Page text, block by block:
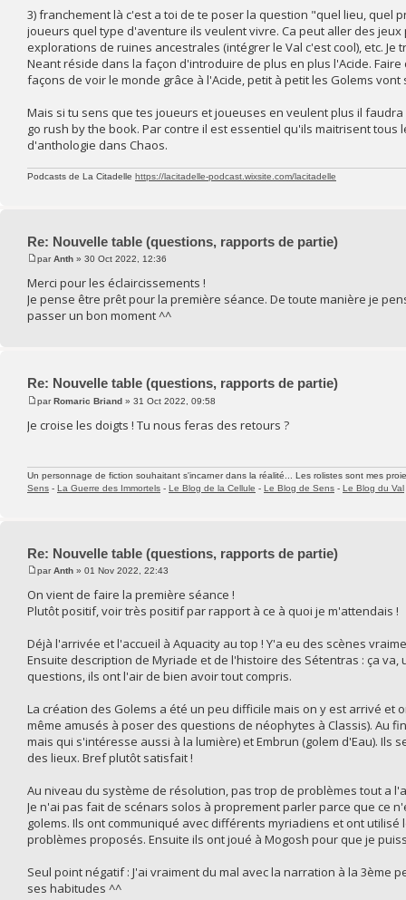
3) franchement là c'est a toi de te poser la question "quel lieu, quel
joueurs quel type d'aventure ils veulent vivre. Ca peut aller des
explorations de ruines ancestrales (intégrer le Val c'est cool), etc.
Neant réside dans la façon d'introduire de plus en plus l'Acide.
façons de voir le monde grâce à l'Acide, petit à petit les Golems
Mais si tu sens que tes joueurs et joueuses en veulent plus il
go rush by the book. Par contre il est essentiel qu'ils maitrisent
d'anthologie dans Chaos.
Podcasts de La Citadelle https://lacitadelle-podcast.wixsite.com/lacitadelle
Re: Nouvelle table (questions, rapports de partie)
parAnth » 30 Oct 2022, 12:36
Merci pour les éclaircissements !
Je pense être prêt pour la première séance. De toute manière je
passer un bon moment ^^
Re: Nouvelle table (questions, rapports de partie)
parRomaric Briand » 31 Oct 2022, 09:58
Je croise les doigts ! Tu nous feras des retours ?
Un personnage de fiction souhaitant s'incarner dans la réalité... Les rolistes sont mes
Sens - La Guerre des Immortels - Le Blog de la Cellule - Le Blog de Sens - Le Blog du Val
Re: Nouvelle table (questions, rapports de partie)
parAnth » 01 Nov 2022, 22:43
On vient de faire la première séance !
Plutôt positif, voir très positif par rapport à ce à quoi je m'attendais !
Déjà l'arrivée et l'accueil à Aquacity au top ! Y'a eu des scènes
Ensuite description de Myriade et de l'histoire des Sétentras : ça
questions, ils ont l'air de bien avoir tout compris.
La création des Golems a été un peu difficile mais on y est arrivé
même amusés à poser des questions de néophytes à Classis). Au
mais qui s'intéresse aussi à la lumière) et Embrun (golem d'Eau). Ils
des lieux. Bref plutôt satisfait !
Au niveau du système de résolution, pas trop de problèmes tout a
Je n'ai pas fait de scénars solos à proprement parler parce que ce
golems. Ils ont communiqué avec différents myriadiens et ont
problèmes proposés. Ensuite ils ont joué à Mogosh pour que je
Seul point négatif : J'ai vraiment du mal avec la narration à la
ses habitudes ^^